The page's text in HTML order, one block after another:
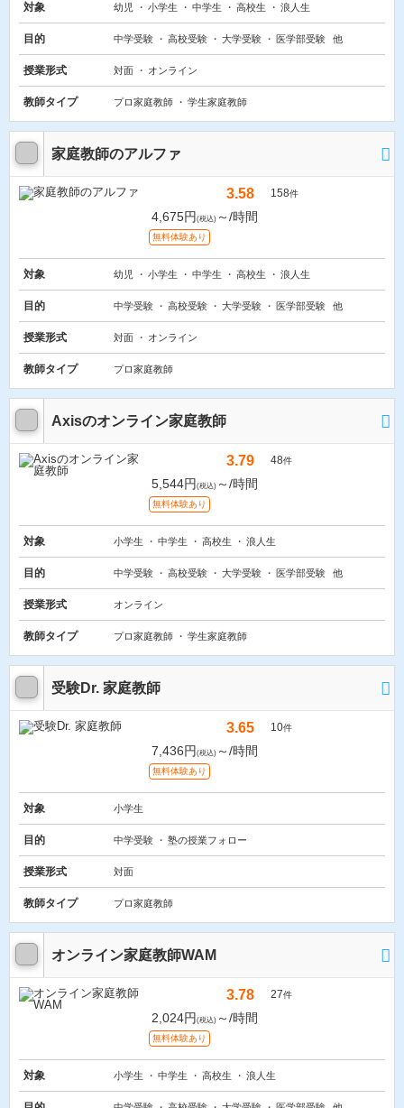
対象 幼児 小学生 中学生 高校生 浪人生
目的 中学受験 高校受験 大学受験 医学部受験 他
授業形式 対面 オンライン
教師タイプ プロ家庭教師 学生家庭教師
家庭教師のアルファ
3.58 158件
4,675円 (税込) ～/時間
無料体験あり
対象 幼児 小学生 中学生 高校生 浪人生
目的 中学受験 高校受験 大学受験 医学部受験 他
授業形式 対面 オンライン
教師タイプ プロ家庭教師
Axisのオンライン家庭教師
3.79 48件
5,544円 (税込) ～/時間
無料体験あり
対象 小学生 中学生 高校生 浪人生
目的 中学受験 高校受験 大学受験 医学部受験 他
授業形式 オンライン
教師タイプ プロ家庭教師 学生家庭教師
受験Dr. 家庭教師
3.65 10件
7,436円 (税込) ～/時間
無料体験あり
対象 小学生
目的 中学受験 塾の授業フォロー
授業形式 対面
教師タイプ プロ家庭教師
オンライン家庭教師WAM
3.78 27件
2,024円 (税込) ～/時間
無料体験あり
対象 小学生 中学生 高校生 浪人生